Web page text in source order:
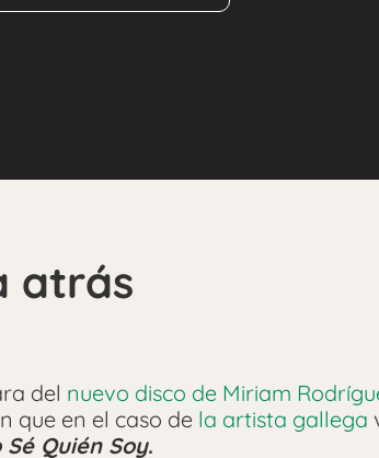
atrás
del nuevo disco de Miriam
que en el caso de la artista gallega
Sé Quién Soy.